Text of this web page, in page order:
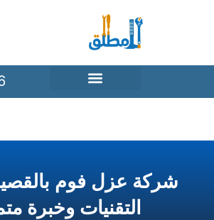
شركة عزل فوم بالقصيم
التقنيات وخبرة متميزة